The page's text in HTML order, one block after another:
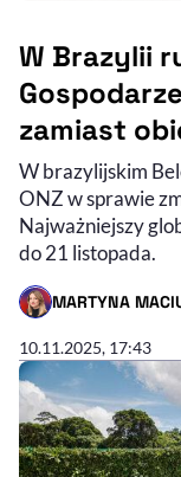
W Brazylii
zamiast
W brazylijskim
ONZ w sprawie
Najważniejszy
do 21 listopada.
MARTYNA
- AUTOR ARTYKUŁU -
10.11.2025, 17:43